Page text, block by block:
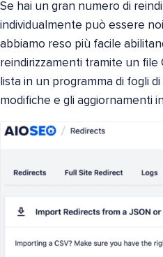
Se hai un gran numero di
individualmente può essere
abbiamo reso più facile
reindirizzamenti tramite un file
lista in un programma di fogli
modifiche e gli aggiornamenti